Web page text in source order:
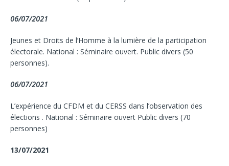
06/07/2021
Jeunes et Droits de l’Homme à la lumière de la participation
électorale. National : Séminaire ouvert. Public divers (50
personnes).
06/07/2021
L’expérience du CFDM et du CERSS dans l’observation des
élections . National : Séminaire ouvert Public divers (70
personnes)
13/07/2021